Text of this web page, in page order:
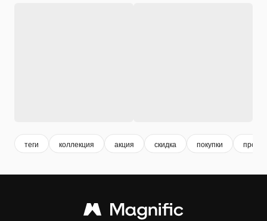
теги коллекция акция скидка покупки